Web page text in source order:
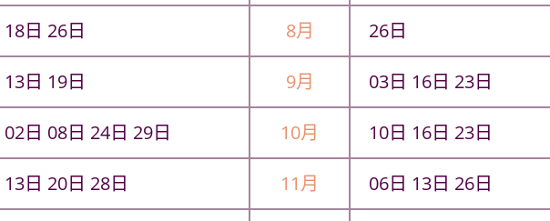
18日 26日 8月 26日
13日 19日 9月 03日 16日 23日
02日 08日 24日 29日 10月 10日 16日 23日
13日 20日 28日 11月 06日 13日 26日